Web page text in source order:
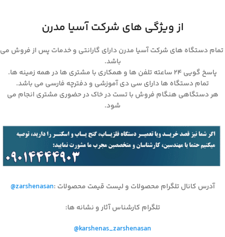
از ویژگی های شرکت آسیا مدرن
تمام دستگاه های شرکت آسیا مدرن دارای گارانتی و خدمات پس از فروش می
باشد.
پاسخ گویی ۲۴ ساعته تلفن ها و همکاری با مشتری ها در همه زمینه ها.
تمام دستگاه ها دارای سی دی آموزشی و دفترچه فارسی می باشد.
هر دستگاهی هنگام فروش با تست در خاک در حضوری مشتری انجام می
شود.
آدرس کانال تلگرام محصولات و لیست قیمت محصولات :
@zarshenasan
تلگرام کارشناس آثار و نشانه ها:
@karshenas_zarshenasan